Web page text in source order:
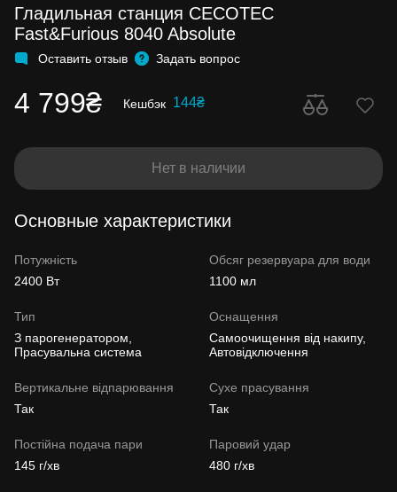
Гладильная станция CECOTEC
Fast&Furious 8040 Absolute
Оставить отзыв Задать вопрос
4 799₴ Кешбэк 144₴
Нет в наличии
Основные характеристики
Потужність
2400 Вт
Обсяг резервуара для води
1100 мл
Тип
З парогенератором,
Прасувальна система
Оснащення
Самоочищення від накипу,
Автовідключення
Вертикальне відпарювання
Так
Сухе прасування
Так
Постійна подача пари
145 г/хв
Паровий удар
480 г/хв